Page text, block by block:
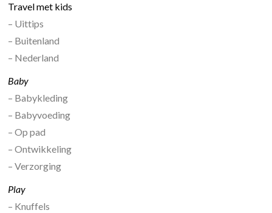
Travel met kids
– Uittips
– Buitenland
– Nederland
Baby
– Babykleding
– Babyvoeding
– Op pad
– Ontwikkeling
– Verzorging
Play
– Knuffels